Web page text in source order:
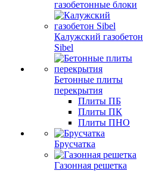
газобетонные блоки
Калужский газобетон
Sibel
Бетонные плиты
перекрытия
Плиты ПБ
Плиты ПК
Плиты ПНО
Брусчатка
Газонная решетка